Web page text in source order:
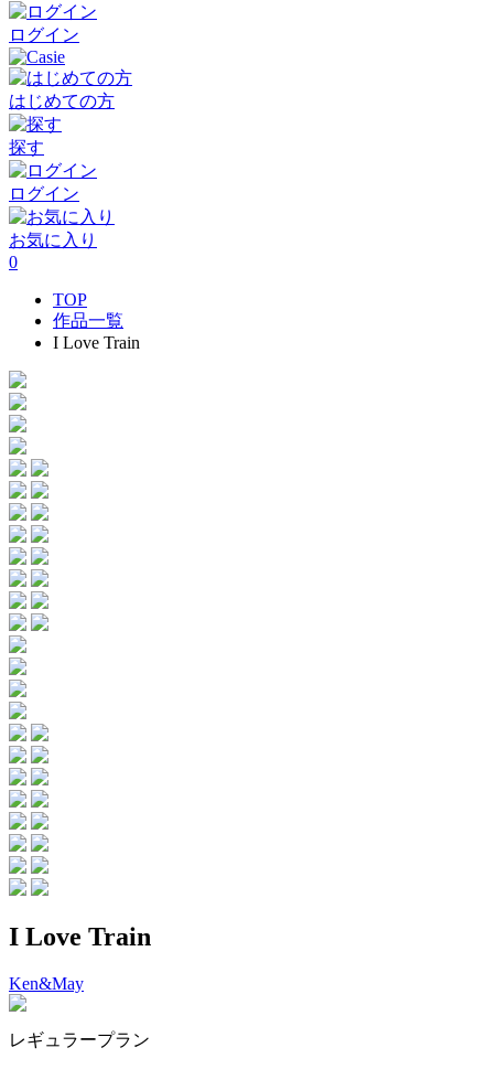
ログイン
はじめての方
探す
ログイン
お気に入り
0
TOP
作品一覧
I Love Train
I Love Train
Ken&May
レギュラープラン